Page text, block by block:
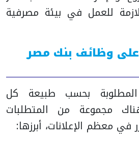
للعمل في بيئة مصرفية
وظائف بنك مصر
بحسب طبيعة كل
مجموعة من المتطلبات
في معظم الإعلانات، أبرزها: